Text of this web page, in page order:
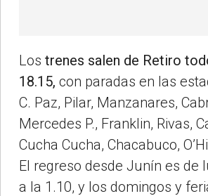
Los trenes salen de Retiro
18.15, con paradas en las
C. Paz, Pilar, Manzanares,
Mercedes P., Franklin, Rivas,
Cucha Cucha, Chacabuco,
El regreso desde Junín es de
a la 1.10, y los domingos y